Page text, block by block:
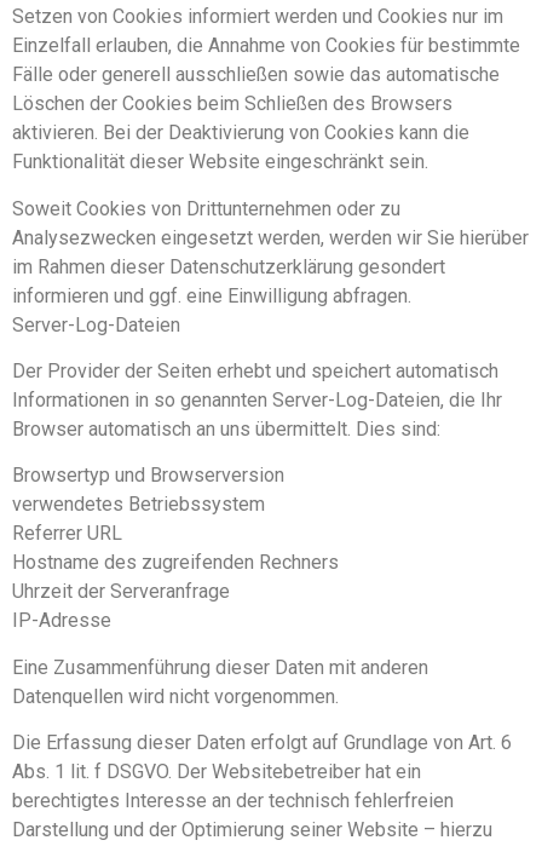
Setzen von Cookies informiert werden und Cookies nur im
Einzelfall erlauben, die Annahme von Cookies für bestimmte
Fälle oder generell ausschließen sowie das automatische
Löschen der Cookies beim Schließen des Browsers
aktivieren. Bei der Deaktivierung von Cookies kann die
Funktionalität dieser Website eingeschränkt sein.
Soweit Cookies von Drittunternehmen oder zu
Analysezwecken eingesetzt werden, werden wir Sie hierüber
im Rahmen dieser Datenschutzerklärung gesondert
informieren und ggf. eine Einwilligung abfragen.
Server-Log-Dateien
Der Provider der Seiten erhebt und speichert automatisch
Informationen in so genannten Server-Log-Dateien, die Ihr
Browser automatisch an uns übermittelt. Dies sind:
Browsertyp und Browserversion
verwendetes Betriebssystem
Referrer URL
Hostname des zugreifenden Rechners
Uhrzeit der Serveranfrage
IP-Adresse
Eine Zusammenführung dieser Daten mit anderen
Datenquellen wird nicht vorgenommen.
Die Erfassung dieser Daten erfolgt auf Grundlage von Art. 6
Abs. 1 lit. f DSGVO. Der Websitebetreiber hat ein
berechtigtes Interesse an der technisch fehlerfreien
Darstellung und der Optimierung seiner Website – hierzu